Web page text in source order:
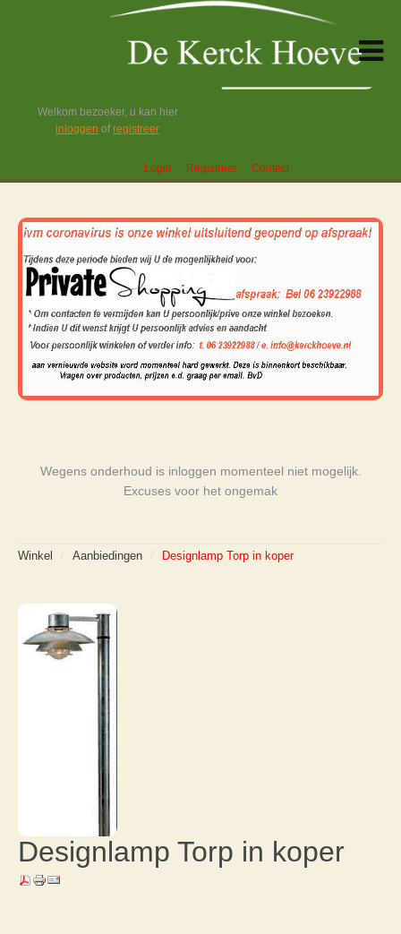
Welkom bezoeker, u kan hier
inloggen ofregistreer
Login Registreer Contact
Wegens onderhoud is inloggen momenteel niet mogelijk.
Excuses voor het ongemak
Winkel Aanbiedingen Designlamp Torp in koper
Designlamp Torp in koper